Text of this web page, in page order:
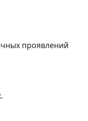
проявлений